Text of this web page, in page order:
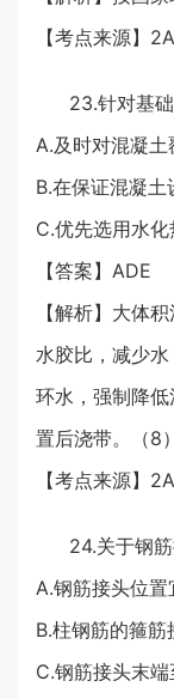
【考点来源】
23.针对基
A.及时对混凝
B.在保证混凝
C.优先选用水
【答案】ADE
【解析】大体
水胶比，减少
环水，强制降
置后浇带。（8
【考点来源】
24.关于钢
A.钢筋接头位
B.柱钢筋的箍
C.钢筋接头末